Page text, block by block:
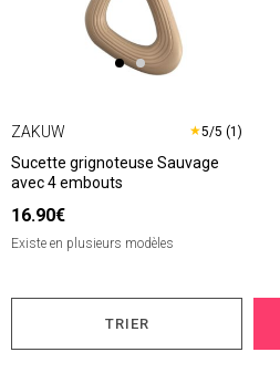
ZAKUW ★5/5 (1)
Sucette grignoteuse Sauvage
avec 4 embouts
16.90€
Existe en plusieurs modèles
TRIER